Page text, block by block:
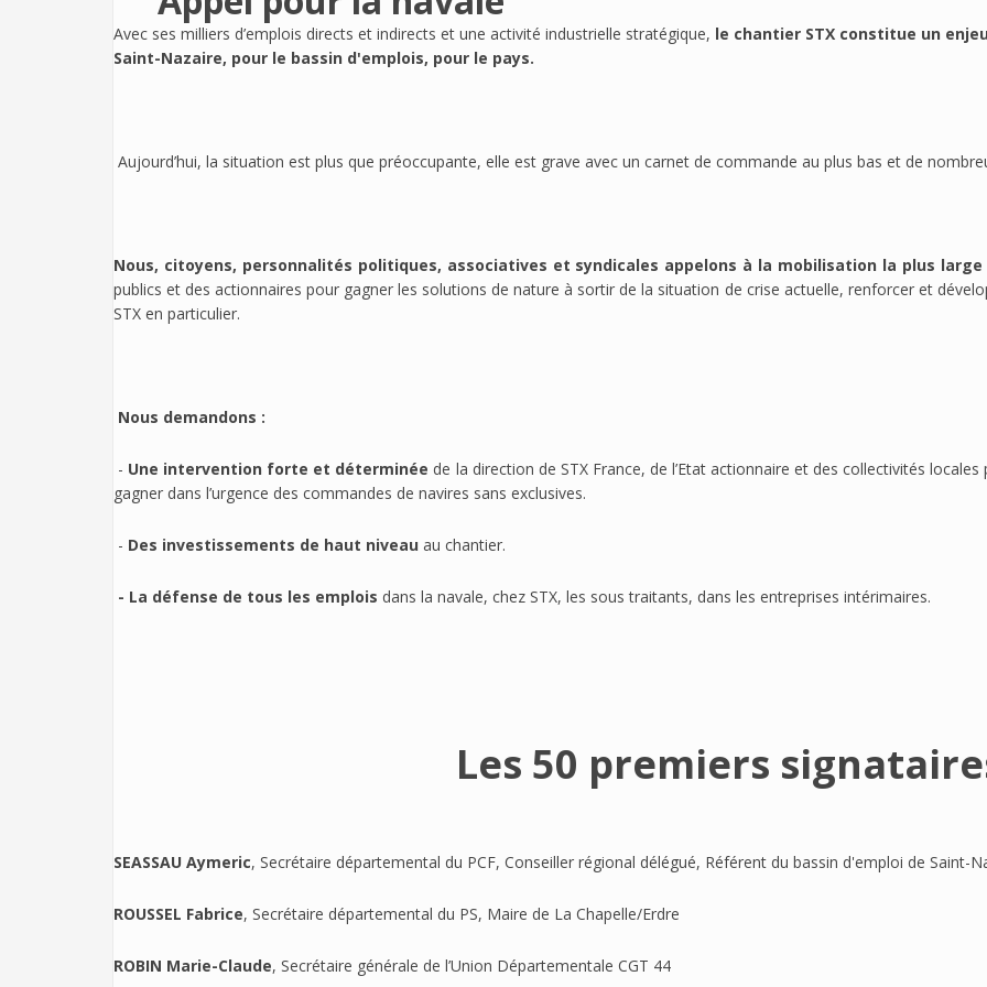
Avec ses milliers d’emplois directs et indirects et une activité industrielle stratégique, le chantier STX constitue un
Saint-Nazaire, pour le bassin d'emplois, pour le pays.
Aujourd’hui, la situation est plus que préoccupante, elle est grave avec un carnet de commande au plus bas et de
Nous, citoyens, personnalités politiques, associatives et syndicales appelons à la mobilisation la plus
publics et des actionnaires pour gagner les solutions de nature à sortir de la situation de crise actuelle, renforcer et
STX en particulier.
Nous demandons :
- Une intervention forte et déterminée de la direction de STX France, de l’Etat actionnaire et des collectivités
gagner dans l’urgence des commandes de navires sans exclusives.
- Des investissements de haut niveau au chantier.
- La défense de tous les emplois dans la navale, chez STX, les sous traitants, dans les entreprises intérimaires.
Les 50 premiers
SEASSAU Aymeric, Secrétaire départemental du PCF, Conseiller régional délégué, Référent du bassin d'emploi de Saint-
ROUSSEL Fabrice, Secrétaire départemental du PS, Maire de La Chapelle/Erdre
ROBIN Marie-Claude, Secrétaire générale de l’Union Départementale CGT 44